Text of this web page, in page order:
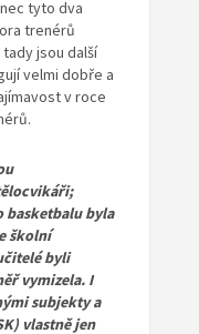
tyto dva
trenérů
jsou další
velmi dobře a
v roce
basketbalu byla
školní
byli
vymizela. I
subjekty a
vlastně jen